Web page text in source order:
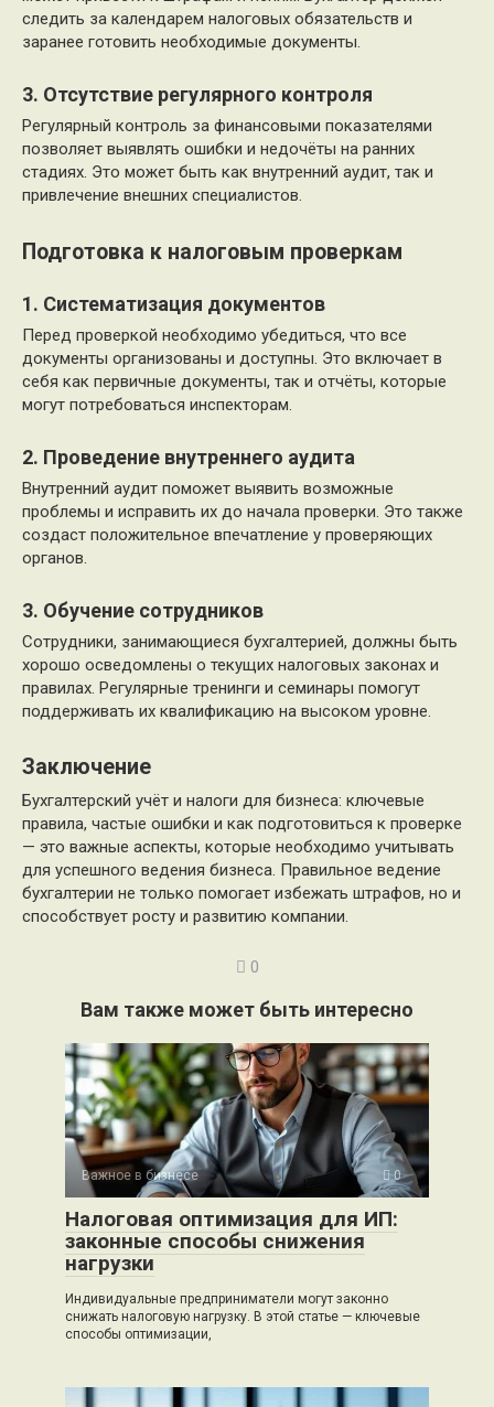
следить за календарем налоговых обязательств и
заранее готовить необходимые документы.
3. Отсутствие регулярного контроля
Регулярный контроль за финансовыми показателями
позволяет выявлять ошибки и недочёты на ранних
стадиях. Это может быть как внутренний аудит, так и
привлечение внешних специалистов.
Подготовка к налоговым проверкам
1. Систематизация документов
Перед проверкой необходимо убедиться, что все
документы организованы и доступны. Это включает в
себя как первичные документы, так и отчёты, которые
могут потребоваться инспекторам.
2. Проведение внутреннего аудита
Внутренний аудит поможет выявить возможные
проблемы и исправить их до начала проверки. Это также
создаст положительное впечатление у проверяющих
органов.
3. Обучение сотрудников
Сотрудники, занимающиеся бухгалтерией, должны быть
хорошо осведомлены о текущих налоговых законах и
правилах. Регулярные тренинги и семинары помогут
поддерживать их квалификацию на высоком уровне.
Заключение
Бухгалтерский учёт и налоги для бизнеса: ключевые
правила, частые ошибки и как подготовиться к проверке
— это важные аспекты, которые необходимо учитывать
для успешного ведения бизнеса. Правильное ведение
бухгалтерии не только помогает избежать штрафов, но и
способствует росту и развитию компании.
0
Вам также может быть интересно
Важное в бизнесе 0
Налоговая оптимизация для ИП:
законные способы снижения
нагрузки
Индивидуальные предприниматели могут законно
снижать налоговую нагрузку. В этой статье — ключевые
способы оптимизации,